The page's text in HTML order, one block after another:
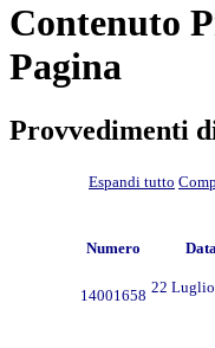
Contenuto
Pagina
Provvedimenti
Espandi tutto
Numero Data
14001658 22